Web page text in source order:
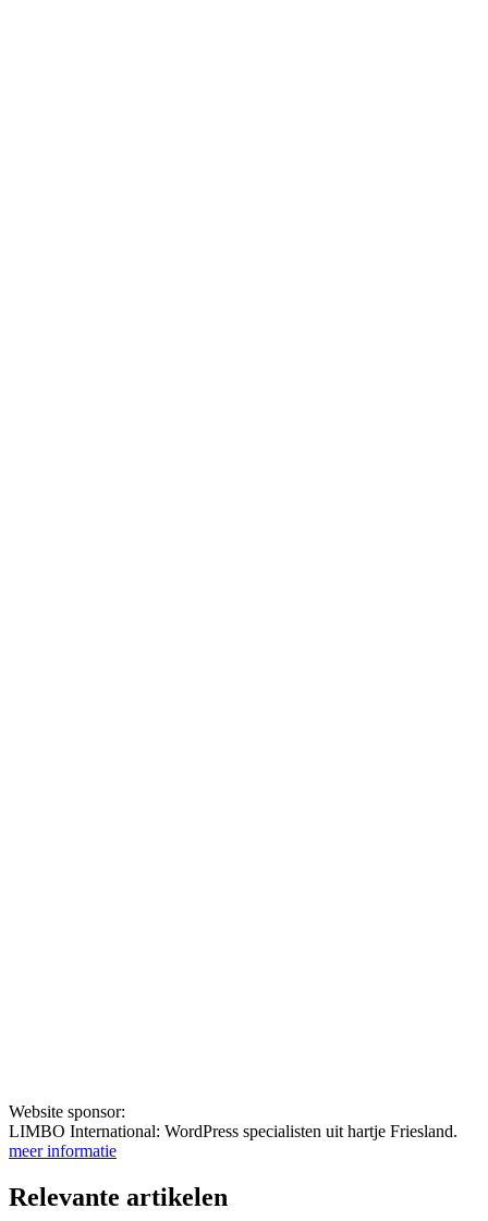
Website sponsor:
LIMBO International: WordPress specialisten uit hartje Friesland.
meer informatie
Relevante artikelen